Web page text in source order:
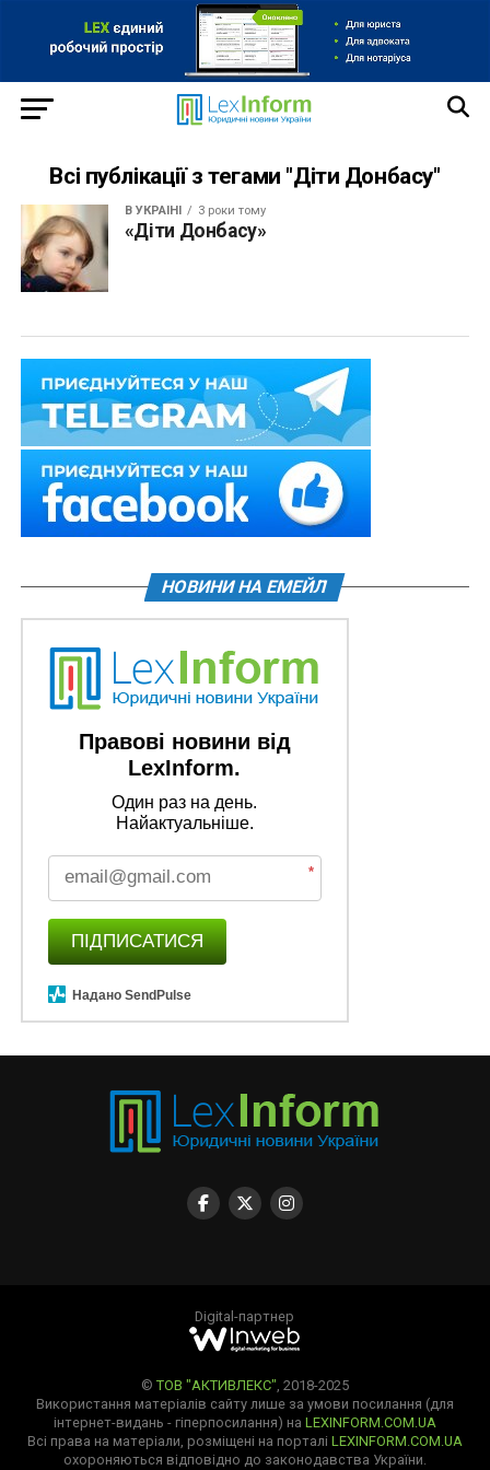
Всі публікації з тегами "Діти Донбасу"
В УКРАЇНІ 3 роки тому
«Діти Донбасу»
НОВИНИ НА ЕМЕЙЛ
Правові новини від
LexInform.
Один раз на день.
Найактуальніше.
*
ПІДПИСАТИСЯ
Надано SendPulse
Digital-партнер
© ТОВ "АКТИВЛЕКС" , 2018-2025
Використання матеріалів сайту лише за умови посилання (для
інтернет-видань - гіперпосилання) на LEXINFORM.COM.UA
Всі права на матеріали, розміщені на порталі LEXINFORM.COM.UA
охороняються відповідно до законодавства України.